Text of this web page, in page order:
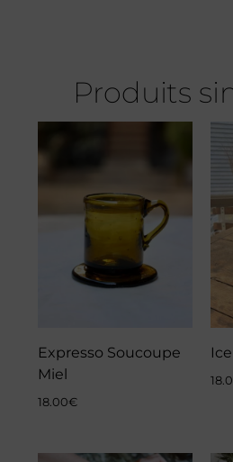
Produits
Expresso Soucoupe
Miel
18.00€